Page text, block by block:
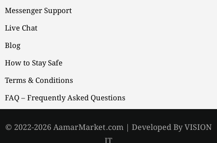
Messenger Support
Live Chat
Blog
How to Stay Safe
Terms & Conditions
FAQ – Frequently Asked Questions
© 2022-2026 AamarMarket.com | Developed By VISION